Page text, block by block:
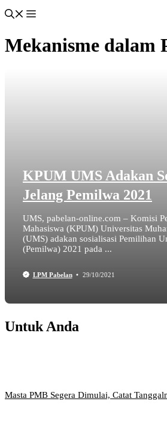
Mekanisme dalam
KPUM UMS Adakan
Jelang Pemilwa 2021
UMS, pabelan-online.com – Komisi
Mahasiswa (KPUM) Universitas
(UMS) adakan sosialisasi Pemilihan
(Pemilwa) 2021 pada ...
LPM Pabelan 29/10/2021
Untuk Anda
Masta PMB Segera Dimulai, Catat